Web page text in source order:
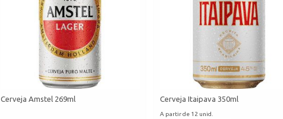
Cerveja Amstel 269ml Cerveja Itaipava 350ml
A partir de 12 unid.